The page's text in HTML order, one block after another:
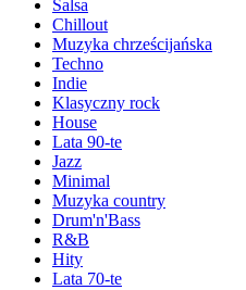
Salsa
Chillout
Muzyka chrześcijańska
Techno
Indie
Klasyczny rock
House
Lata 90-te
Jazz
Minimal
Muzyka country
Drum'n'Bass
R&B
Hity
Lata 70-te